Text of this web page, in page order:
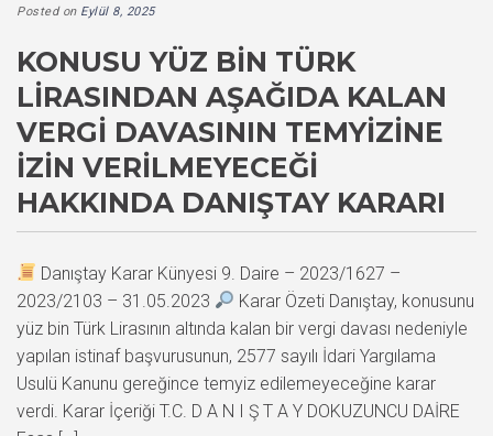
Posted on Eylül 8, 2025
KONUSU YÜZ BIN TÜRK
LIRASINDAN AŞAĞIDA KALAN
VERGI DAVASININ TEMYIZINE
İZIN VERILMEYECEĞI
HAKKINDA DANIŞTAY KARARI
Danıştay Karar Künyesi 9. Daire – 2023/1627 –
2023/2103 – 31.05.2023
Karar Özeti Danıştay, konusunu
yüz bin Türk Lirasının altında kalan bir vergi davası nedeniyle
yapılan istinaf başvurusunun, 2577 sayılı İdari Yargılama
Usulü Kanunu gereğince temyiz edilemeyeceğine karar
verdi. Karar İçeriği T.C. D A N I Ş T A Y DOKUZUNCU DAİRE